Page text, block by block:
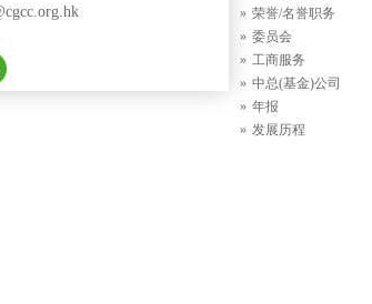
荣誉/名誉职务
委员会
工商服务
中总(基金)公司
年报
发展历程